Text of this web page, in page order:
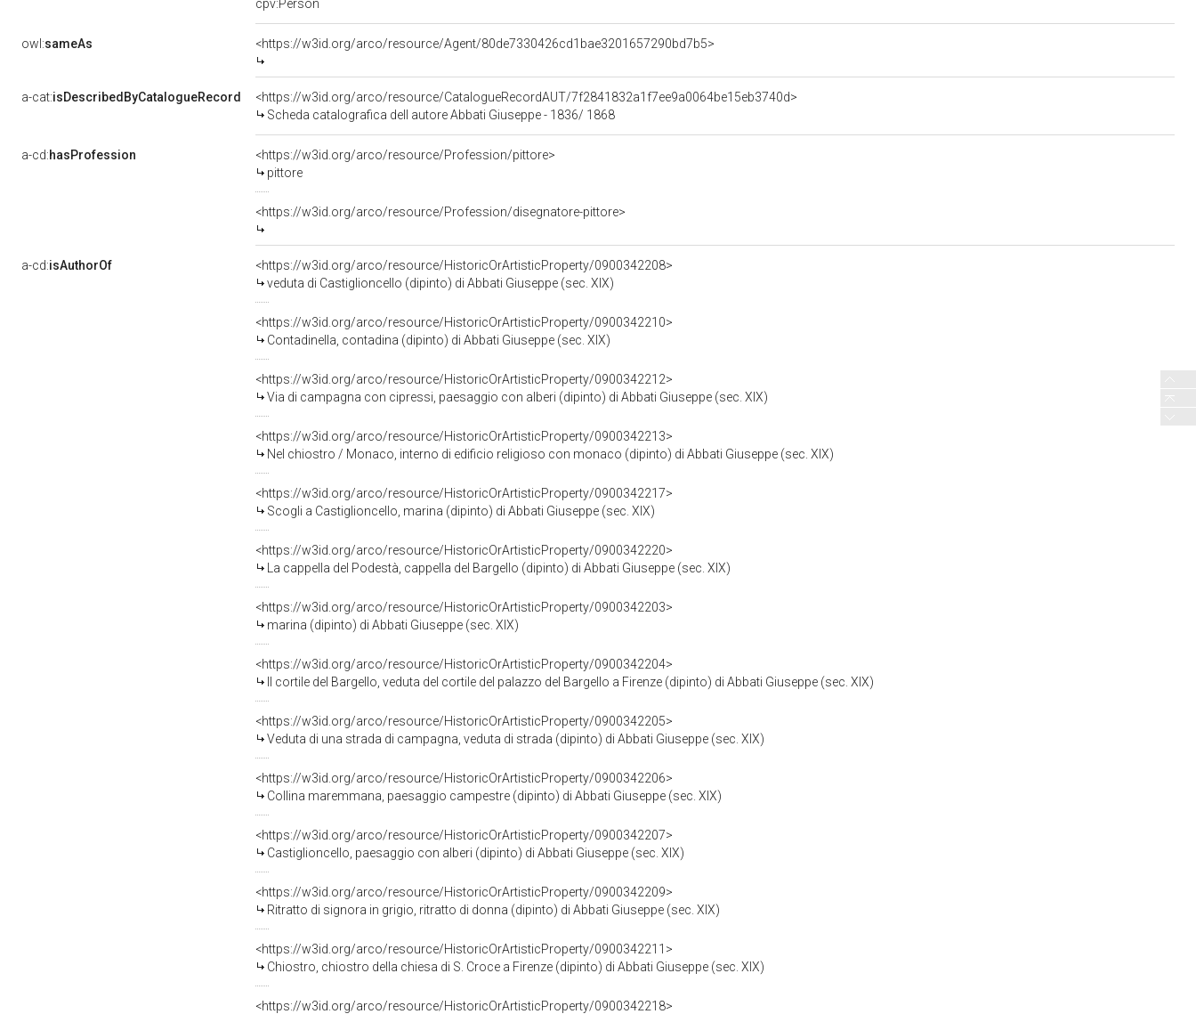
cpv:Person
owl:sameAs <https://w3id.org/arco/resource/Agent/80de7330426cd1bae3201657290bd7b5>
a-cat:isDescribedByCatalogueRecord
<https://w3id.org/arco/resource/CatalogueRecordAUT/7f2841832a1f7ee9a0064be15eb3740d>
Scheda catalografica dell autore Abbati Giuseppe - 1836/ 1868
a-cd:hasProfession
<https://w3id.org/arco/resource/Profession/pittore>
pittore
<https://w3id.org/arco/resource/Profession/disegnatore-pittore>
a-cd:isAuthorOf
<https://w3id.org/arco/resource/HistoricOrArtisticProperty/0900342208>
veduta di Castiglioncello (dipinto) di Abbati Giuseppe (sec. XIX)
<https://w3id.org/arco/resource/HistoricOrArtisticProperty/0900342210>
Contadinella, contadina (dipinto) di Abbati Giuseppe (sec. XIX)
<https://w3id.org/arco/resource/HistoricOrArtisticProperty/0900342212>
Via di campagna con cipressi, paesaggio con alberi (dipinto) di Abbati Giuseppe (sec. XIX)
<https://w3id.org/arco/resource/HistoricOrArtisticProperty/0900342213>
Nel chiostro / Monaco, interno di edificio religioso con monaco (dipinto) di Abbati Giuseppe (sec. XIX)
<https://w3id.org/arco/resource/HistoricOrArtisticProperty/0900342217>
Scogli a Castiglioncello, marina (dipinto) di Abbati Giuseppe (sec. XIX)
<https://w3id.org/arco/resource/HistoricOrArtisticProperty/0900342220>
La cappella del Podestà, cappella del Bargello (dipinto) di Abbati Giuseppe (sec. XIX)
<https://w3id.org/arco/resource/HistoricOrArtisticProperty/0900342203>
marina (dipinto) di Abbati Giuseppe (sec. XIX)
<https://w3id.org/arco/resource/HistoricOrArtisticProperty/0900342204>
Il cortile del Bargello, veduta del cortile del palazzo del Bargello a Firenze (dipinto) di Abbati Giuseppe (sec. XIX)
<https://w3id.org/arco/resource/HistoricOrArtisticProperty/0900342205>
Veduta di una strada di campagna, veduta di strada (dipinto) di Abbati Giuseppe (sec. XIX)
<https://w3id.org/arco/resource/HistoricOrArtisticProperty/0900342206>
Collina maremmana, paesaggio campestre (dipinto) di Abbati Giuseppe (sec. XIX)
<https://w3id.org/arco/resource/HistoricOrArtisticProperty/0900342207>
Castiglioncello, paesaggio con alberi (dipinto) di Abbati Giuseppe (sec. XIX)
<https://w3id.org/arco/resource/HistoricOrArtisticProperty/0900342209>
Ritratto di signora in grigio, ritratto di donna (dipinto) di Abbati Giuseppe (sec. XIX)
<https://w3id.org/arco/resource/HistoricOrArtisticProperty/0900342211>
Chiostro, chiostro della chiesa di S. Croce a Firenze (dipinto) di Abbati Giuseppe (sec. XIX)
<https://w3id.org/arco/resource/HistoricOrArtisticProperty/0900342218>